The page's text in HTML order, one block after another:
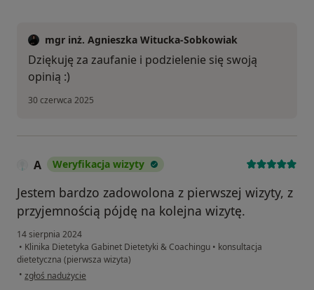
mgr inż. Agnieszka Witucka-Sobkowiak
Dziękuję za zaufanie i podzielenie się swoją
opinią :)
30 czerwca 2025
A Weryfikacja wizyty
Jestem bardzo zadowolona z pierwszej wizyty, z
przyjemnością pójdę na kolejna wizytę.
14 sierpnia 2024
• Klinika Dietetyka Gabinet Dietetyki & Coachingu • konsultacja
dietetyczna (pierwsza wizyta)
• w opinii użytkownika A
zgłoś nadużycie